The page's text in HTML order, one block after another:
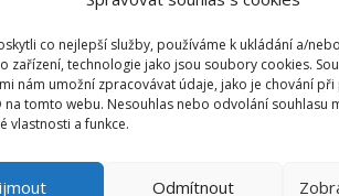
co nejlepší služby, používáme k ukládání a/
zařízení, technologie jako jsou soubory cookies.
nám umožní zpracovávat údaje, jako je chování
na tomto webu. Nesouhlas nebo odvolání souhlasu
vlastnosti a funkce.
Odmítnout